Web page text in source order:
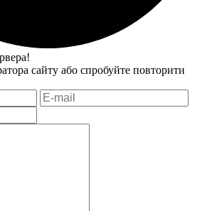
сайту або спробуйте повторити